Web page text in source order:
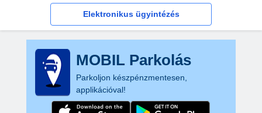
Elektronikus ügyintézés
MOBIL Parkolás
Parkoljon készpénzmentesen,
applikációval!